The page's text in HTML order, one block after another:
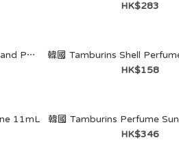
HK$314
HK$283
韓國 Tamburins Shell Perfume Hand Puppy15mL
HK$158
11mL
韓國 Tamburins Perfume
HK$346